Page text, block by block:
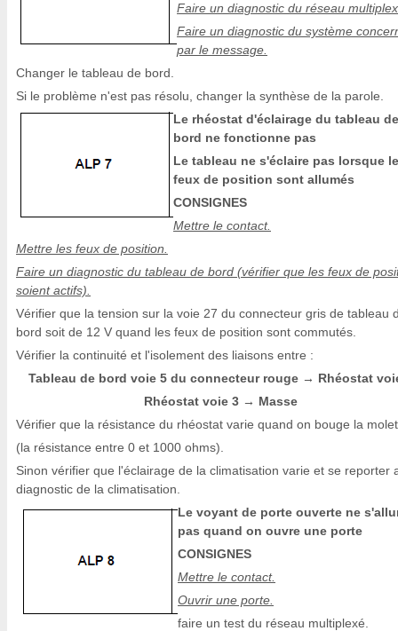
Faire un diagnostic du réseau
Faire un diagnostic du système
par le message.
Changer le tableau de bord.
Si le problème n'est pas résolu, changer la synthèse de la parole.
Le rhéostat d'éclairage du tableau de
bord ne fonctionne pas
Le tableau ne s'éclaire pas lorsque
feux de position sont allumés
CONSIGNES
Mettre le contact.
Mettre les feux de position.
Faire un diagnostic du tableau de bord (vérifier que les feux de
soient actifs).
Vérifier que la tension sur la voie 27 du connecteur gris de tableau
bord soit de 12 V quand les feux de position sont commutés.
Vérifier la continuité et l'isolement des liaisons entre :
Tableau de bord voie 5 du connecteur rouge → Rhéostat
Rhéostat voie 3 → Masse
Vérifier que la résistance du rhéostat varie quand on bouge la
(la résistance entre 0 et 1000 ohms).
Sinon vérifier que l'éclairage de la climatisation varie et se reporter
diagnostic de la climatisation.
Le voyant de porte ouverte ne
pas quand on ouvre une porte
CONSIGNES
Mettre le contact.
Ouvrir une porte.
faire un test du réseau multiplexé.